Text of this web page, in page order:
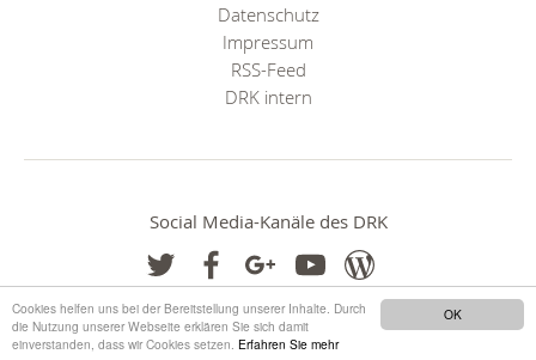
OK
Cookies helfen uns bei der Bereitstellung unserer Inhalte. Durch
die Nutzung unserer Webseite erklären Sie sich damit
einverstanden, dass wir Cookies setzen. Erfahren Sie mehr
Datenschutz
Impressum
RSS-Feed
DRK intern
Social Media-Kanäle des DRK